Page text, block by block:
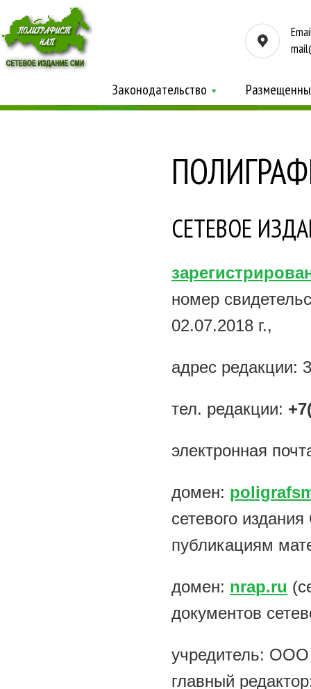
Законодательство
СЕТЕВОЕ
номер
02.07.2018 г.,
адрес редакции:
тел. редакции:
электронная
домен:
сетевого
публикациям
домен: nrap.ru
документов
учредитель:
главный